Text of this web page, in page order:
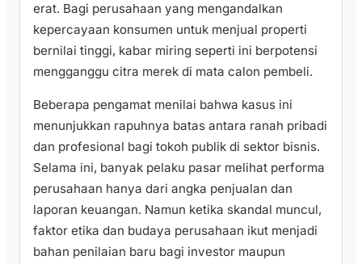
erat. Bagi perusahaan yang mengandalkan
kepercayaan konsumen untuk menjual properti
bernilai tinggi, kabar miring seperti ini berpotensi
mengganggu citra merek di mata calon pembeli.
Beberapa pengamat menilai bahwa kasus ini
menunjukkan rapuhnya batas antara ranah pribadi
dan profesional bagi tokoh publik di sektor bisnis.
Selama ini, banyak pelaku pasar melihat performa
perusahaan hanya dari angka penjualan dan
laporan keuangan. Namun ketika skandal muncul,
faktor etika dan budaya perusahaan ikut menjadi
bahan penilaian baru bagi investor maupun